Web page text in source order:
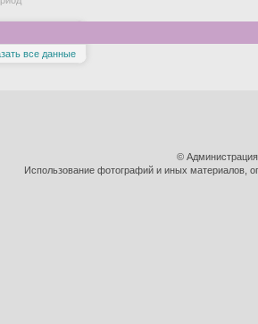
все данные
©
Использование фотографий и иных материалов,